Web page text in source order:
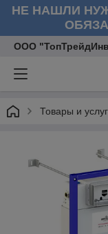
НЕ НАШЛИ
ООО
Товары и